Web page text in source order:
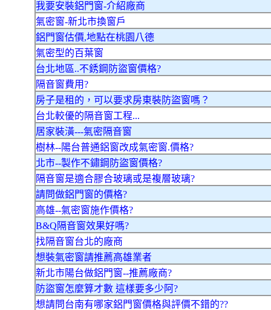
我要安裝鋁門窗-介紹廠商
氣密窗-新北市換窗戶
鋁門窗估價,地點在桃園八德
氣密型的百葉窗
台北地區..不銹鋼防盜窗價格?
隔音窗費用?
房子是租的，可以要求房東裝防盜窗嗎？
台北較優的隔音窗工程...
居家裝潢---氣密隔音窗
樹林--陽台普通鋁窗改成氣密窗.價格?
北市--製作不鏽鋼防盜窗價格?
隔音窗是適合膠合玻璃或是複層玻璃?
請問做鋁門窗的價格?
高雄--氣密窗施作價格?
B&Q隔音窗效果好嗎?
找隔音窗台北的廠商
想裝氣密窗請推薦高雄業者
新北市陽台做鋁門窗--推薦廠商?
防盜窗怎麼算才數 這樣要多少阿?
想請問台南有哪家鋁門窗價格與評價不錯的??